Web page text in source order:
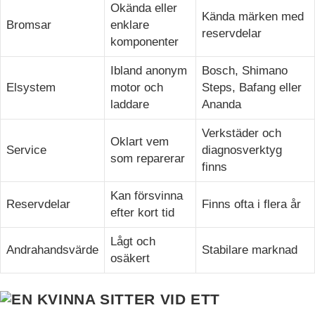
Bromsar
Okända eller
enklare
komponenter
Kända märken med
reservdelar
Elsystem
Ibland anonym
motor och
laddare
Bosch, Shimano
Steps, Bafang eller
Ananda
Service
Oklart vem
som reparerar
Verkstäder och
diagnosverktyg
finns
Reservdelar
Kan försvinna
efter kort tid
Finns ofta i flera år
Andrahandsvärde
Lågt och
osäkert
Stabilare marknad